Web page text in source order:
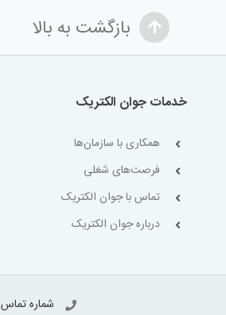
بازگشت به بالا
خدمات جوان الکتریک
همکاری با سازمان‌ها
فرصت‌های شغلی
تماس با جوان الکتریک
درباره جوان الکتریک
شماره تماس